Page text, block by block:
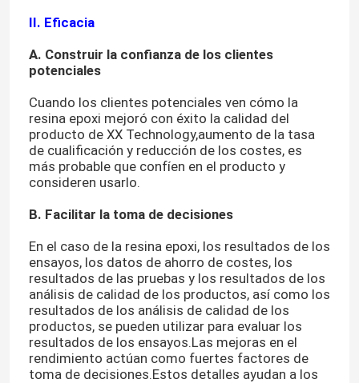
II. Eficacia
A. Construir la confianza de los clientes
potenciales
Cuando los clientes potenciales ven cómo la
resina epoxi mejoró con éxito la calidad del
producto de XX Technology,aumento de la tasa
de cualificación y reducción de los costes, es
más probable que confíen en el producto y
consideren usarlo.
B. Facilitar la toma de decisiones
En el caso de la resina epoxi, los resultados de los
ensayos, los datos de ahorro de costes, los
resultados de las pruebas y los resultados de los
análisis de calidad de los productos, así como los
resultados de los análisis de calidad de los
productos, se pueden utilizar para evaluar los
resultados de los ensayos.Las mejoras en el
rendimiento actúan como fuertes factores de
toma de decisiones.Estos detalles ayudan a los